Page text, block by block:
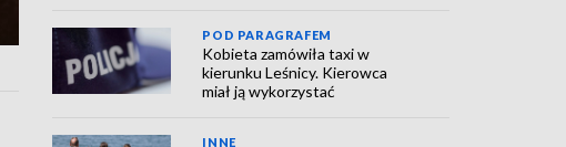
POD PARAGRAFEM
Kobieta zamówiła taxi w
kierunku Leśnicy. Kierowca
miał ją wykorzystać
INNE